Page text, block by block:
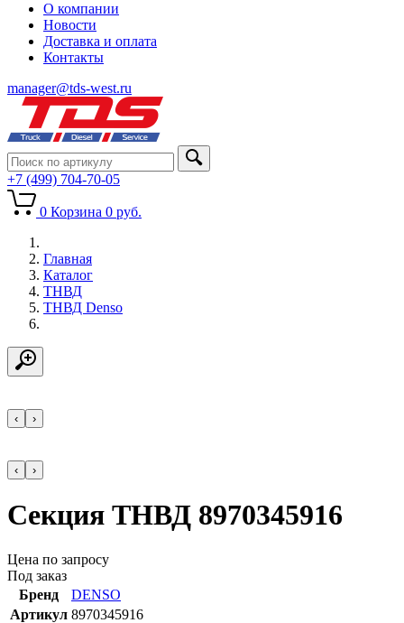
О компании
Новости
Доставка и оплата
Контакты
manager@tds-west.ru
+7 (499) 704-70-05
0 Корзина 0 руб.
Главная
Каталог
ТНВД
ТНВД Denso
‹ ›
‹ ›
Секция ТНВД 8970345916
Цена по запросу
Под заказ
Бренд
DENSO
Артикул 8970345916